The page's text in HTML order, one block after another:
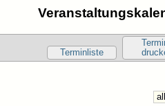
Terminliste